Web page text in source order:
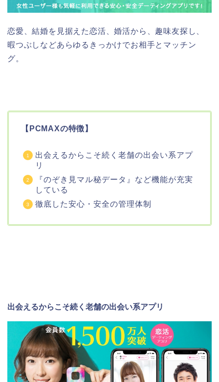
恋愛、結婚を見据えた恋活、婚活から、趣味友探し、
暇つぶしなどあらゆるきっかけでお相手とマッチン
グ。
【PCMAXの特徴】
出会えるからこそ続く老舗の出会い系アプ
リ
『のぞき見マル秘データ』など機能が充実
している
徹底した安心・安全の管理体制
出会えるからこそ続く老舗の出会い系アプリ